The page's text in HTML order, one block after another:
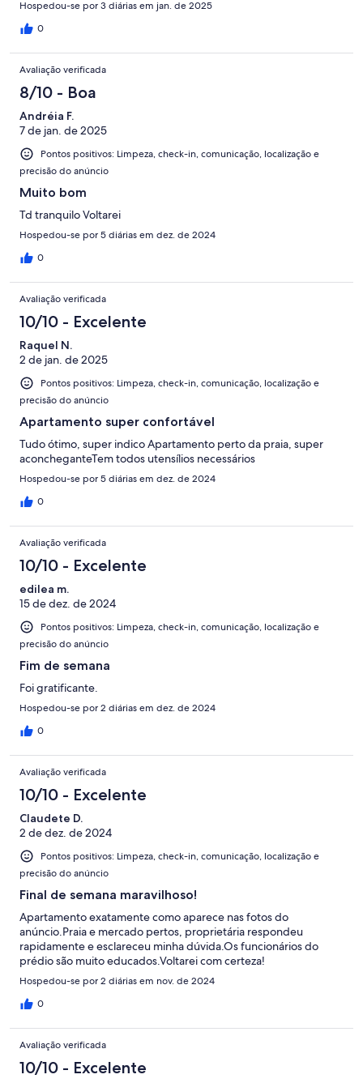
Hospedou-se por 3 diárias em jan. de 2025
0
Avaliação verificada
8/10 - Boa
Andréia F.
7 de jan. de 2025
Pontos positivos: Limpeza, check-in, comunicação, localização e
precisão do anúncio
Muito bom
Td tranquilo Voltarei
Hospedou-se por 5 diárias em dez. de 2024
0
Avaliação verificada
10/10 - Excelente
Raquel N.
2 de jan. de 2025
Pontos positivos: Limpeza, check-in, comunicação, localização e
precisão do anúncio
Apartamento super confortável
Tudo ótimo, super indico Apartamento perto da praia, super
aconcheganteTem todos utensílios necessários
Hospedou-se por 5 diárias em dez. de 2024
0
Avaliação verificada
10/10 - Excelente
edilea m.
15 de dez. de 2024
Pontos positivos: Limpeza, check-in, comunicação, localização e
precisão do anúncio
Fim de semana
Foi gratificante.
Hospedou-se por 2 diárias em dez. de 2024
0
Avaliação verificada
10/10 - Excelente
Claudete D.
2 de dez. de 2024
Pontos positivos: Limpeza, check-in, comunicação, localização e
precisão do anúncio
Final de semana maravilhoso!
Apartamento exatamente como aparece nas fotos do
anúncio.Praia e mercado pertos, proprietária respondeu
rapidamente e esclareceu minha dúvida.Os funcionários do
prédio são muito educados.Voltarei com certeza!
Hospedou-se por 2 diárias em nov. de 2024
0
Avaliação verificada
10/10 - Excelente